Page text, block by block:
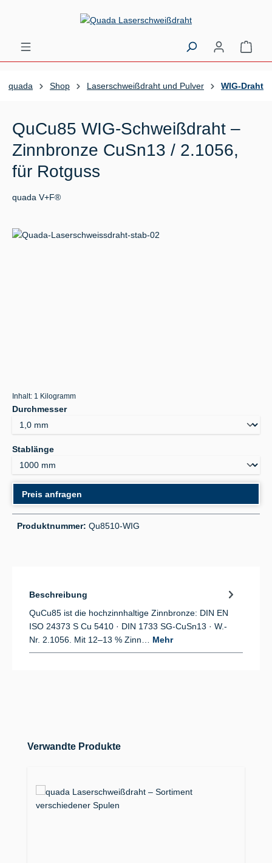
Zum Hauptinhalt springen
quada Shop Laserschweißdraht und Pulver WIG-Draht
QuCu85 WIG-Schweißdraht –
Zinnbronze CuSn13 / 2.1056,
für Rotguss
quada V+F®
Bildergalerie überspringen
Inhalt: 1 Kilogramm
Durchmesserauswählen
Stablängeauswählen
Preis anfragen
Produktnummer: Qu8510-WIG
Beschreibung
QuCu85 ist die hochzinnhaltige Zinnbronze: DIN EN
ISO 24373 S Cu 5410 · DIN 1733 SG-CuSn13 · W.-
Nr. 2.1056. Mit 12–13 % Zinn… Mehr
Produktgalerie überspringen
Verwandte Produkte